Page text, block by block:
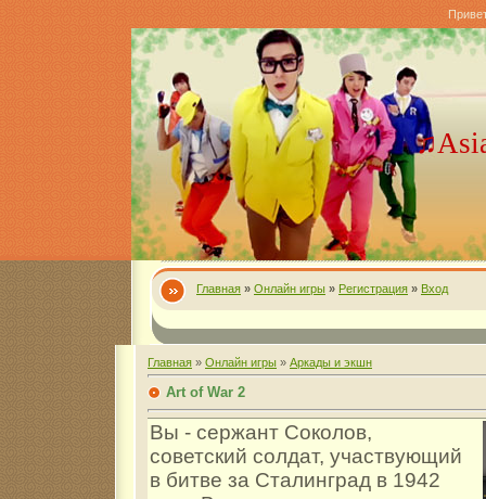
Главная » Онлайн игры » Регистрация » Вход
Главная » Онлайн игры » Аркады и экшн
Art of War 2
Вы - сержант Соколов,
советский солдат, участвующий
в битве за Сталинград в 1942